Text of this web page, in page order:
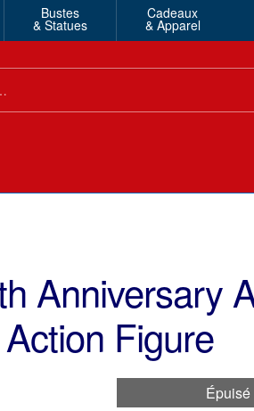
Bustes
& Statues
Cadeaux
& Apparel
Anniversary
Figure
Épuisé